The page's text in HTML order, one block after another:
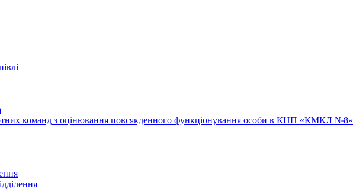
команд з оцінювання повсякденного функціонування особи в КНП «КМКЛ №8»